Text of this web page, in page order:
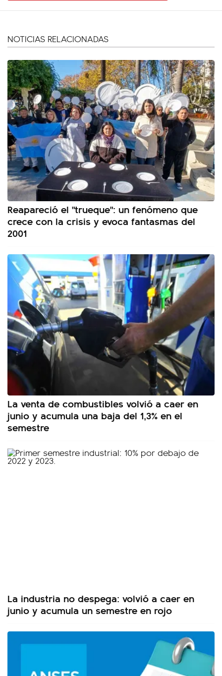
NOTICIAS RELACIONADAS
Reapareció el "trueque": un fenómeno que
crece con la crisis y evoca fantasmas del
2001
La venta de combustibles volvió a caer en
junio y acumula una baja del 1,3% en el
semestre
La industria no despega: volvió a caer en
junio y acumula un semestre en rojo